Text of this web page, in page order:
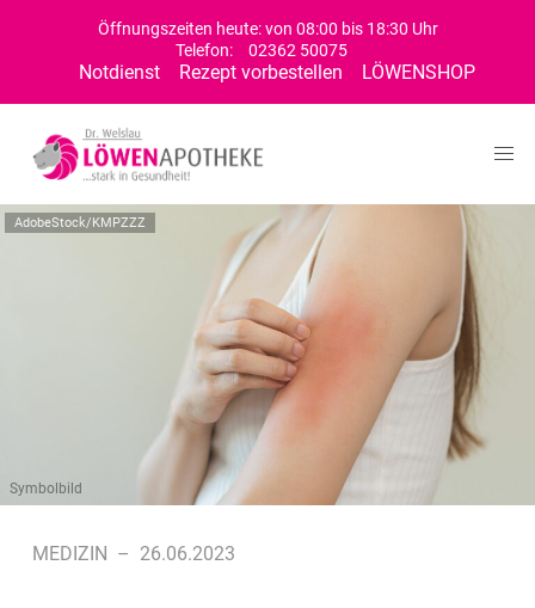
Öffnungszeiten heute: von 08:00 bis 18:30 Uhr
Telefon:
02362 50075
Notdienst Rezept vorbestellen LÖWENSHOP
AdobeStock/KMPZZZ
Symbolbild
MEDIZIN – 26.06.2023